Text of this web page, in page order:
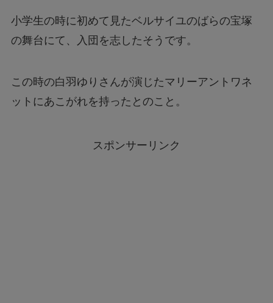
小学生の時に初めて見たベルサイユのばらの宝塚
の舞台にて、入団を志したそうです。
この時の白羽ゆりさんが演じたマリーアントワネ
ットにあこがれを持ったとのこと。
スポンサーリンク